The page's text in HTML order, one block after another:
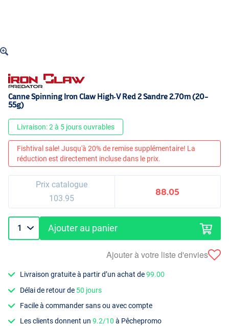
Canne Spinning Iron Claw High‑V Red 2 Sandre 2.70m (20-
55g)
Livraison: 2 à 5 jours ouvrables
Fishtival sale! Jusqu'à 20% de remise supplémentaire! La
réduction est directement incluse dans le prix.
Prix catalogue
103.95
88.05
Ajouter au panier
Ajouter à votre liste d'envies
Livraison gratuite à partir d’un achat de99.00
Délai de retour de 50 jours
Facile à commander sans ou avec compte
Les clients donnent un9.2/10 à Pêchepromo